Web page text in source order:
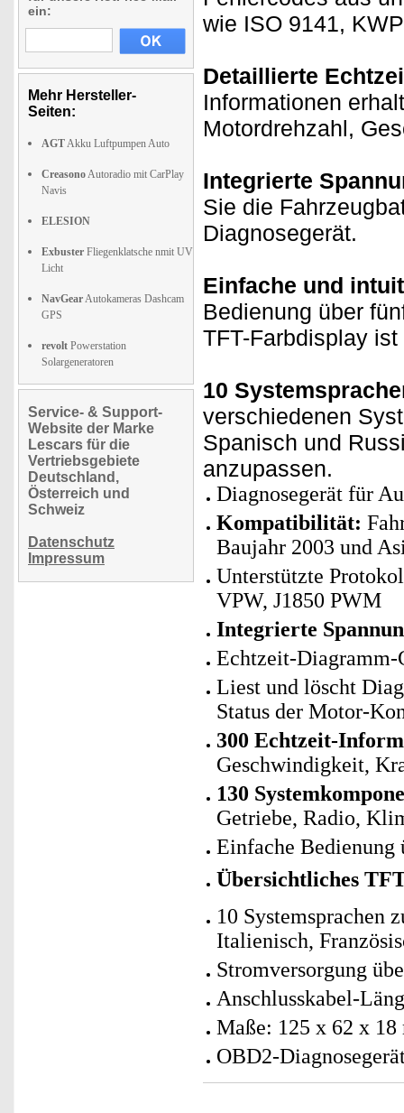
ein:
Mehr Hersteller-
Seiten:
AGTAkku Luftpumpen Auto
CreasonoAutoradio mit CarPlay
Navis
ELESION
Exbuster Fliegenklatsche nmit UV
Licht
NavGearAutokameras Dashcam
GPS
revolt Powerstation
Solargeneratoren
Service- & Support-
Website der Marke
Lescars für die
Vertriebsgebiete
Deutschland,
Österreich und
Schweiz
Datenschutz
Impressum
wie ISO 9141,
Detaillierte
Informationen
Motordrehzahl,
Integrierte
Sie die
Diagnosegerät.
Einfache und
Bedienung über
TFT-Farbdisplay
10
verschiedenen
Spanisch und
anzupassen.
Diagnosegerät für
Kompatibilität:
Baujahr 2003 und
Unterstützte
VPW, J1850 PWM
Integrierte
Echtzeit-Diagramm-
Liest und löscht
Status der Motor-
300 Echtzeit-
Geschwindigkeit,
130
Getriebe, Radio,
Einfache Bedienung
Übersichtliches
10 Systemsprachen
Italienisch,
Stromversorgung
Anschlusskabel-
Maße: 125 x 62 x
OBD2-